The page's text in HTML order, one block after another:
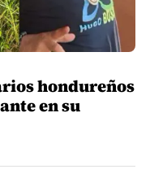
hondureños
en su